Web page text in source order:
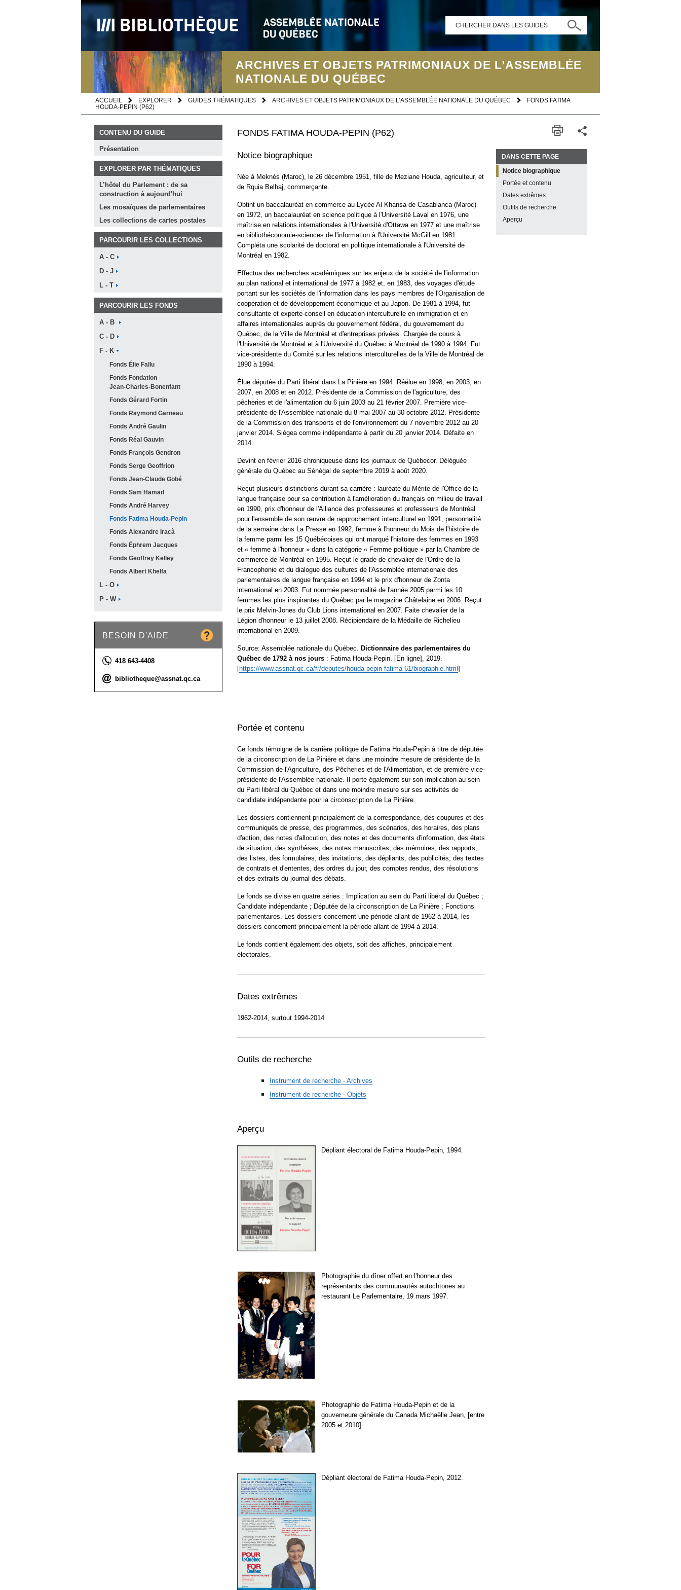
CHERCHER DANS LES GUIDES
ARCHIVES ET OBJETS PATRIMONIAUX DE L’ASSEMBLÉE
NATIONALE DU QUÉBEC
ACCUEIL EXPLORER GUIDES THÉMATIQUES ARCHIVES ET OBJETS PATRIMONIAUX DE L’ASSEMBLÉE NATIONALE DU QUÉBEC
FONDS FATIMA
HOUDA-PEPIN (P62)
CONTENU DU GUIDE
Présentation
EXPLORER PAR THÉMATIQUES
L’hôtel du Parlement : de sa
construction à aujourd'hui
Les mosaïques de parlementaires
Les collections de cartes postales
PARCOURIR LES COLLECTIONS
A - C
D - J
L - T
PARCOURIR LES FONDS
A - B
C - D
F - K
Fonds Élie Fallu
Fonds Fondation
Jean-Charles-Bonenfant
Fonds Gérard Fortin
Fonds Raymond Garneau
Fonds André Gaulin
Fonds Réal Gauvin
Fonds François Gendron
Fonds Serge Geoffrion
Fonds Jean-Claude Gobé
Fonds Sam Hamad
Fonds André Harvey
Fonds Fatima Houda-Pepin
Fonds Alexandre Iracà
Fonds Éphrem Jacques
Fonds Geoffrey Kelley
Fonds Albert Khelfa
L - O
P - W
BESOIN D'AIDE
Téléphone :
418 643-4408
Courriel :
bibliotheque@assnat.qc.ca
FONDS FATIMA HOUDA-PEPIN (P62)
Notice biographique
Née à Meknès (Maroc), le 26 décembre 1951, fille de Meziane Houda, agriculteur, et
de Rquia Belhaj, commerçante.
Obtint un baccalauréat en commerce au Lycée Al Khansa de Casablanca (Maroc)
en 1972, un baccalauréat en science politique à l'Université Laval en 1976, une
maîtrise en relations internationales à l'Université d'Ottawa en 1977 et une maîtrise
en bibliothéconomie-sciences de l'information à l'Université McGill en 1981.
Compléta une scolarité de doctorat en politique internationale à l'Université de
Montréal en 1982.
Effectua des recherches académiques sur les enjeux de la société de l'information
au plan national et international de 1977 à 1982 et, en 1983, des voyages d'étude
portant sur les sociétés de l'information dans les pays membres de l'Organisation de
coopération et de développement économique et au Japon. De 1981 à 1994, fut
consultante et experte-conseil en éducation interculturelle en immigration et en
affaires internationales auprès du gouvernement fédéral, du gouvernement du
Québec, de la Ville de Montréal et d'entreprises privées. Chargée de cours à
l'Université de Montréal et à l'Université du Québec à Montréal de 1990 à 1994. Fut
vice-présidente du Comité sur les relations interculturelles de la Ville de Montréal de
1990 à 1994.
Élue députée du Parti libéral dans La Pinière en 1994. Réélue en 1998, en 2003, en
2007, en 2008 et en 2012. Présidente de la Commission de l'agriculture, des
pêcheries et de l'alimentation du 6 juin 2003 au 21 février 2007. Première vice-
présidente de l'Assemblée nationale du 8 mai 2007 au 30 octobre 2012. Présidente
de la Commission des transports et de l'environnement du 7 novembre 2012 au 20
janvier 2014. Siégea comme indépendante à partir du 20 janvier 2014. Défaite en
2014.
Devint en février 2016 chroniqueuse dans les journaux de Québecor. Déléguée
générale du Québec au Sénégal de septembre 2019 à août 2020.
Reçut plusieurs distinctions durant sa carrière : lauréate du Mérite de l'Office de la
langue française pour sa contribution à l'amélioration du français en milieu de travail
en 1990, prix d'honneur de l'Alliance des professeures et professeurs de Montréal
pour l'ensemble de son œuvre de rapprochement interculturel en 1991, personnalité
de la semaine dans La Presse en 1992, femme à l'honneur du Mois de l'histoire de
la femme parmi les 15 Québécoises qui ont marqué l'histoire des femmes en 1993
et « femme à l'honneur » dans la catégorie « Femme politique » par la Chambre de
commerce de Montréal en 1995. Reçut le grade de chevalier de l'Ordre de la
Francophonie et du dialogue des cultures de l'Assemblée internationale des
parlementaires de langue française en 1994 et le prix d'honneur de Zonta
international en 2003. Fut nommée personnalité de l'année 2005 parmi les 10
femmes les plus inspirantes du Québec par le magazine Châtelaine en 2006. Reçut
le prix Melvin-Jones du Club Lions international en 2007. Faite chevalier de la
Légion d'honneur le 13 juillet 2008. Récipiendaire de la Médaille de Richelieu
international en 2009.
Source: Assemblée nationale du Québec. Dictionnaire des parlementaires du
Québec de 1792 à nos jours: Fatima Houda-Pepin, [En ligne], 2019.
[https://www.assnat.qc.ca/fr/deputes/houda-pepin-fatima-61/biographie.html ]
Portée et contenu
Ce fonds témoigne de la carrière politique de Fatima Houda-Pepin à titre de députée
de la circonscription de La Pinière et dans une moindre mesure de présidente de la
Commission de l'Agriculture, des Pêcheries et de l'Alimentation, et de première vice-
présidente de l'Assemblée nationale. Il porte également sur son implication au sein
du Parti libéral du Québec et dans une moindre mesure sur ses activités de
candidate indépendante pour la circonscription de La Pinière.
Les dossiers contiennent principalement de la correspondance, des coupures et des
communiqués de presse, des programmes, des scénarios, des horaires, des plans
d'action, des notes d'allocution, des notes et des documents d'information, des états
de situation, des synthèses, des notes manuscrites, des mémoires, des rapports,
des listes, des formulaires, des invitations, des dépliants, des publicités, des textes
de contrats et d'ententes, des ordres du jour, des comptes rendus, des résolutions
et des extraits du journal des débats.
Le fonds se divise en quatre séries : Implication au sein du Parti libéral du Québec ;
Candidate indépendante ; Députée de la circonscription de La Pinière ; Fonctions
parlementaires. Les dossiers concernent une période allant de 1962 à 2014, les
dossiers concernent principalement la période allant de 1994 à 2014.
Le fonds contient également des objets, soit des affiches, principalement
électorales.
Dates extrêmes
1962-2014, surtout 1994-2014
Outils de recherche
Instrument de recherche - Archives
Instrument de recherche - Objets
Aperçu
Dépliant électoral de Fatima Houda-Pepin, 1994.
Photographie du dîner offert en l'honneur des
représentants des communautés autochtones au
restaurant Le Parlementaire, 19 mars 1997.
Photographie de Fatima Houda-Pepin et de la
gouverneure générale du Canada Michaëlle Jean, [entre
2005 et 2010].
Dépliant électoral de Fatima Houda-Pepin, 2012.
DANS CETTE PAGE
Notice biographique
Portée et contenu
Dates extrêmes
Outils de recherche
Aperçu